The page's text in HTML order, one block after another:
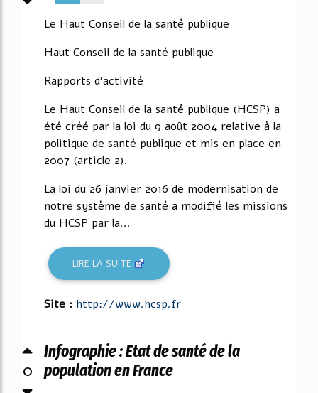
51%
Le Haut Conseil de la santé publique
Haut Conseil de la santé publique
Rapports d'activité
Le Haut Conseil de la santé publique (HCSP) a
été créé par la loi du 9 août 2004 relative à la
politique de santé publique et mis en place en
2007 (article 2).
La loi du 26 janvier 2016 de modernisation de
notre système de santé a modifié les missions
du HCSP par la...
LIRE LA SUITE
Site : http://www.hcsp.fr
0
Infographie : Etat de santé de la
population en France